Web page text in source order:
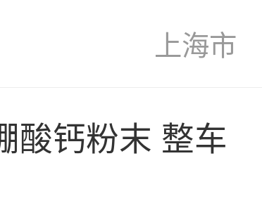
上海市
酸钙粉末 整车